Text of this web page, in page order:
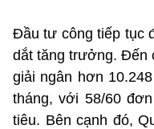
Đầu tư công tiếp tục
dắt tăng trưởng. Đến
giải ngân hơn
tháng, với 58/60
tiêu. Bên cạnh đó,